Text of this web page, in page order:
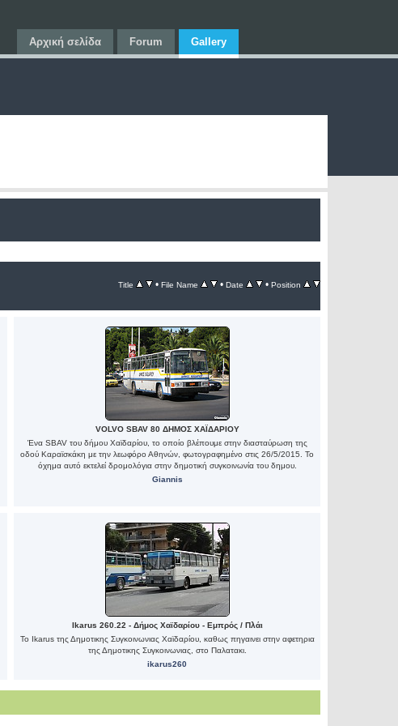
Αρχική σελίδα Forum Gallery
Title •File Name •Date •Position
VOLVO SBAV 80 ΔΗΜΟΣ ΧΑΪΔΑΡΙΟΥ
Ένα SBAV του δήμου Χαϊδαρίου, το οποίο βλέπουμε στην διασταύρωση της
οδού Καραϊσκάκη με την λεωφόρο Αθηνών, φωτογραφημένο στις 26/5/2015. Το
όχημα αυτό εκτελεί δρομολόγια στην δημοτική συγκοινωνία του δημου.
Giannis
Ιkarus 260.22 - Δήμος Χαϊδαρίου - Εμπρός / Πλάι
Το Ιkarus της Δημοτικης Συγκοινωνιας Χαϊδαρίου, καθως πηγαινει στην αφετηρια
της Δημοτικης Συγκοινωνιας, στο Παλατακι.
ikarus260